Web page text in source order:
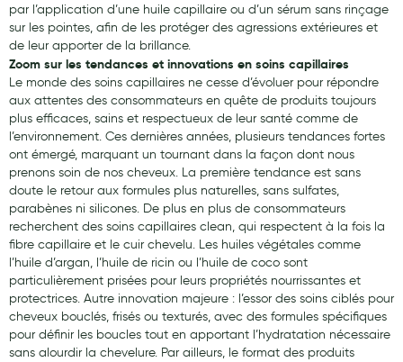
Piluliers
Matériel medical
Cannes
Chaussures
Prothèses mammaires externes
Médication familiale
Orthopédie
Les marques
My Privilege
Les promotions
par l’application d’une huile capillaire ou d’un sérum sans rinçage
sur les pointes, afin de les protéger des agressions extérieures et
de leur apporter de la brillance.
Zoom sur les tendances et innovations en soins capillaires
Le monde des soins capillaires ne cesse d’évoluer pour répondre
aux attentes des consommateurs en quête de produits toujours
plus efficaces, sains et respectueux de leur santé comme de
l’environnement. Ces dernières années, plusieurs tendances fortes
ont émergé, marquant un tournant dans la façon dont nous
prenons soin de nos cheveux. La première tendance est sans
doute le retour aux formules plus naturelles, sans sulfates,
parabènes ni silicones. De plus en plus de consommateurs
recherchent des soins capillaires clean, qui respectent à la fois la
fibre capillaire et le cuir chevelu. Les huiles végétales comme
l’huile d’argan, l’huile de ricin ou l’huile de coco sont
particulièrement prisées pour leurs propriétés nourrissantes et
protectrices. Autre innovation majeure : l’essor des soins ciblés pour
cheveux bouclés, frisés ou texturés, avec des formules spécifiques
pour définir les boucles tout en apportant l’hydratation nécessaire
sans alourdir la chevelure. Par ailleurs, le format des produits